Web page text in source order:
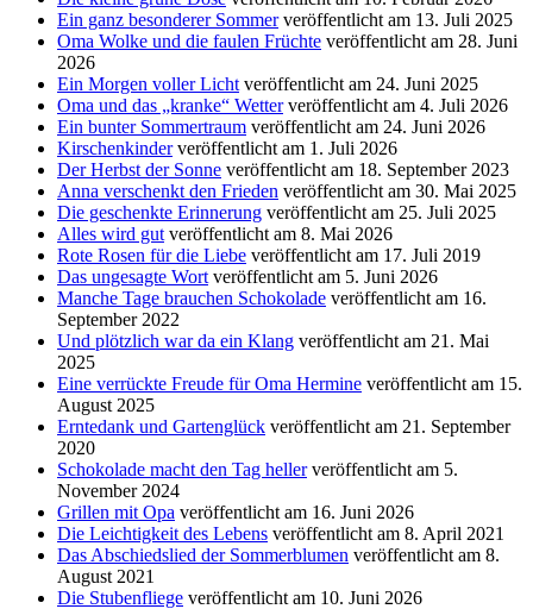
Ein ganz besonderer Sommer veröffentlicht am 13. Juli 2025
Oma Wolke und die faulen Früchte veröffentlicht am 28. Juni
2026
Ein Morgen voller Licht veröffentlicht am 24. Juni 2025
Oma und das „kranke“ Wetter veröffentlicht am 4. Juli 2026
Ein bunter Sommertraum veröffentlicht am 24. Juni 2026
Kirschenkinder veröffentlicht am 1. Juli 2026
Der Herbst der Sonne veröffentlicht am 18. September 2023
Anna verschenkt den Frieden veröffentlicht am 30. Mai 2025
Die geschenkte Erinnerung veröffentlicht am 25. Juli 2025
Alles wird gut veröffentlicht am 8. Mai 2026
Rote Rosen für die Liebe veröffentlicht am 17. Juli 2019
Das ungesagte Wort veröffentlicht am 5. Juni 2026
Manche Tage brauchen Schokolade veröffentlicht am 16.
September 2022
Und plötzlich war da ein Klang veröffentlicht am 21. Mai
2025
Eine verrückte Freude für Oma Hermine veröffentlicht am 15.
August 2025
Erntedank und Gartenglück veröffentlicht am 21. September
2020
Schokolade macht den Tag heller veröffentlicht am 5.
November 2024
Grillen mit Opa veröffentlicht am 16. Juni 2026
Die Leichtigkeit des Lebens veröffentlicht am 8. April 2021
Das Abschiedslied der Sommerblumen veröffentlicht am 8.
August 2021
Die Stubenfliege veröffentlicht am 10. Juni 2026